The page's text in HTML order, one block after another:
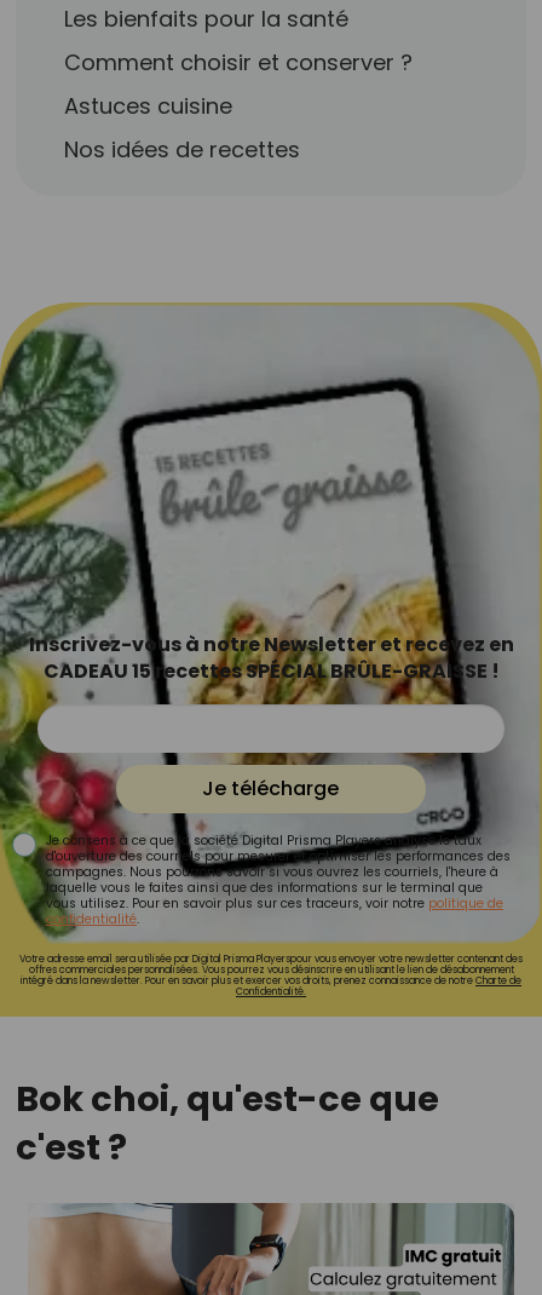
Les bienfaits pour la santé
Comment choisir et conserver ?
Astuces cuisine
Nos idées de recettes
Inscrivez-vous à notre Newsletter et recevez en
CADEAU 15 recettes SPÉCIAL BRÛLE-GRAISSE !
Je télécharge
Je consens à ce que la société Digital Prisma Players analyse le taux
d'ouverture des courriels pour mesurer et optimiser les performances des
campagnes. Nous pourrons savoir si vous ouvrez les courriels, l'heure à
laquelle vous le faites ainsi que des informations sur le terminal que
vous utilisez. Pour en savoir plus sur ces traceurs, voir notre politique de
confidentialité.
Votre adresse email sera utilisée par Digital Prisma Playerspour vous envoyer votre newsletter contenant des
offres commerciales personnalisées. Vous pourrez vous désinscrire en utilisant le lien de désabonnement
intégré dans la newsletter. Pour en savoir plus et exercer vos droits, prenez connaissance de notreCharte de
Confidentialité.
Bok choi, qu'est-ce que
c'est ?